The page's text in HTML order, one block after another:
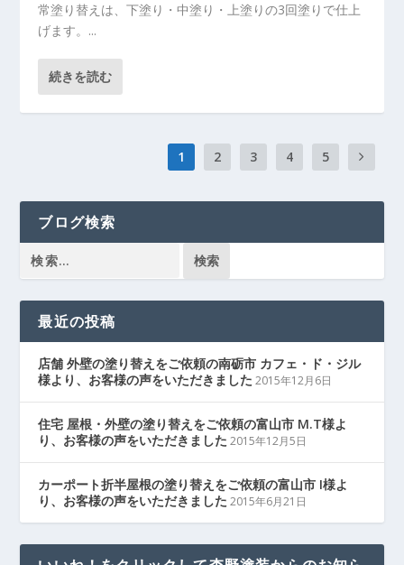
常塗り替えは、下塗り・中塗り・上塗りの3回塗りで仕上
げます。...
続きを読む
1 2 3 4 5
ブログ検索
最近の投稿
店舗 外壁の塗り替えをご依頼の南砺市 カフェ・ド・ジル
様より、お客様の声をいただきました 2015年12月6日
住宅 屋根・外壁の塗り替えをご依頼の富山市 M.T様よ
り、お客様の声をいただきました 2015年12月5日
カーポート折半屋根の塗り替えをご依頼の富山市 I様よ
り、お客様の声をいただきました 2015年6月21日